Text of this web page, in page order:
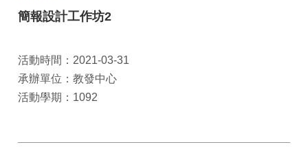
簡報設計工作坊2
活動時間：2021-03-31
承辦單位：教發中心
活動學期：1092